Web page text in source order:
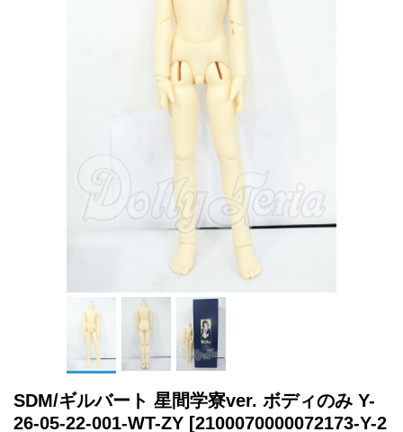
SDM/ギルバート 星間学寮ver. ボディのみ Y-
26-05-22-001-WT-ZY [2100070000072173-Y-2